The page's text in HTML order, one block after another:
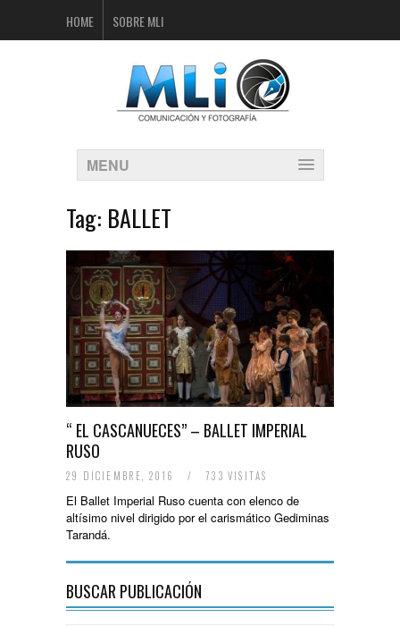
HOME SOBRE MLI
MENU
Tag: BALLET
“ EL CASCANUECES” – BALLET IMPERIAL
RUSO
29 DICIEMBRE, 2016 / 733 VISITAS
El Ballet Imperial Ruso cuenta con elenco de
altísimo nivel dirigido por el carismático Gediminas
Tarandá.
BUSCAR PUBLICACIÓN